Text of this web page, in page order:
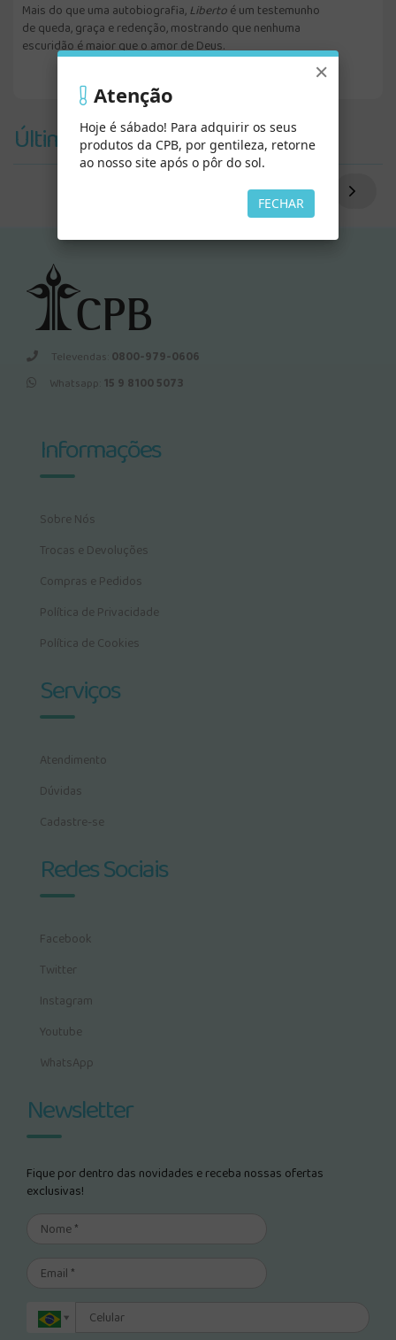
Mais do que uma autobiografia,Libertoé um testemunho
de queda, graça e redenção, mostrando que nenhuma
escuridão é maior que o amor de Deus.
Últimos Vistos
Televendas: 0800-979-0606
Whatsapp: 15 9 8100 5073
Informações
Sobre Nós
Trocas e Devoluções
Compras e Pedidos
Política de Privacidade
Política de Cookies
Serviços
Atendimento
Dúvidas
Cadastre-se
Redes Sociais
Facebook
Twitter
Instagram
Youtube
WhatsApp
Newsletter
Fique por dentro das novidades e receba nossas ofertas
exclusivas!
×
Atenção
Hoje é sábado! Para adquirir os seus
produtos da CPB, por gentileza, retorne
ao nosso site após o pôr do sol.
FECHAR